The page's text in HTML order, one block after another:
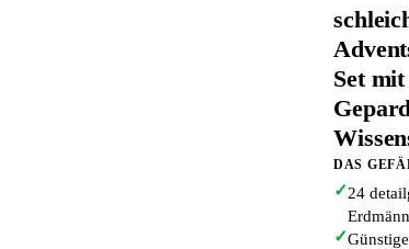
Set
DAS
✓24
✓